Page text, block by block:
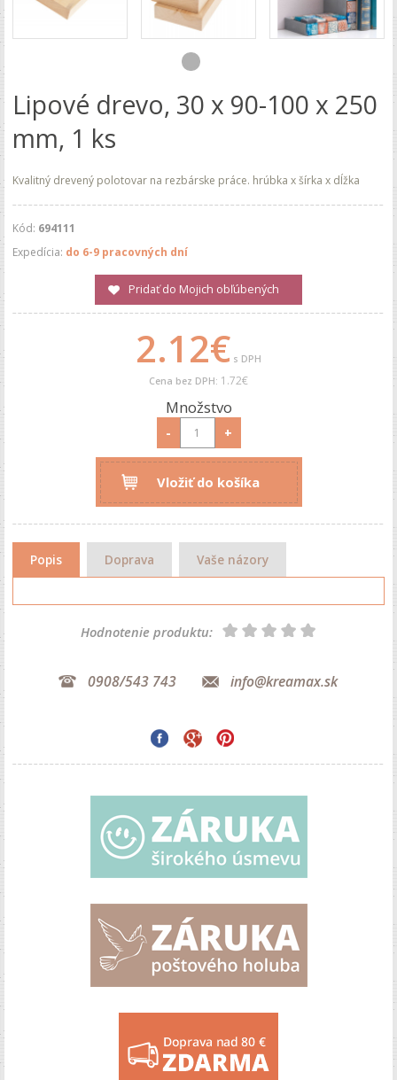
Lipové drevo, 30 x 90-100 x 250
mm, 1 ks
Kvalitný drevený polotovar na rezbárske práce. hrúbka x šírka x dĺžka
Kód: 694111
Expedícia: do 6-9 pracovných dní
Pridať do Mojich obľúbených
2.12€ s DPH
Cena bez DPH: 1.72€
Množstvo
- +
Vložiť do košíka
Popis Doprava Vaše názory
Hodnotenie produktu:
0908/543 743 info@kreamax.sk